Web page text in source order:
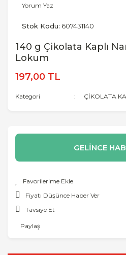
Yorum Yaz
Stok Kodu: 607431140
140 g Çikolata Kaplı
Lokum
197,00 TL
Kategori ÇİKOLATA
GELİNCE
Fiyatı Düşünce Haber Ver
Tavsiye Et
Paylaş